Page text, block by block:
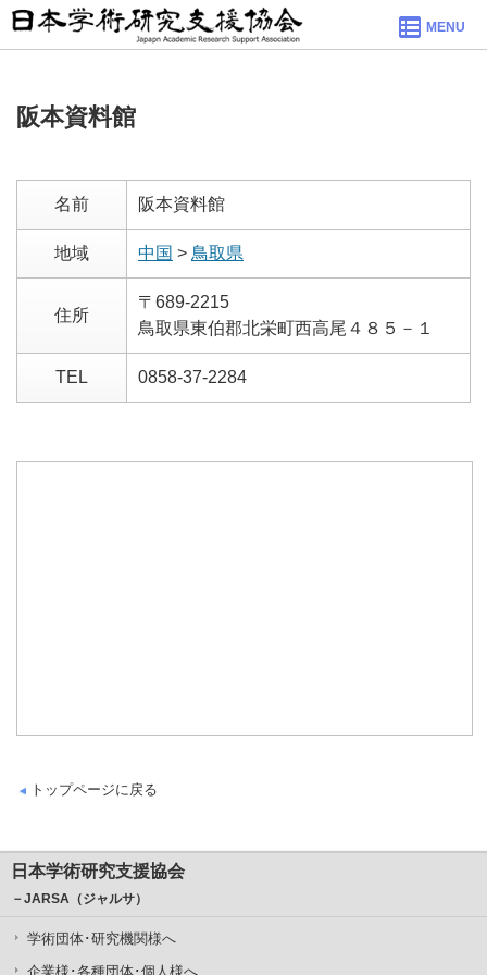
MENU
阪本資料館
名前 阪本資料館
地域 中国 > 鳥取県
住所
〒689-2215
鳥取県東伯郡北栄町西高尾４８５－１
TEL 0858-37-2284
トップページに戻る
日本学術研究支援協会
－JARSA（ジャルサ）
学術団体･研究機関様へ
企業様･各種団体･個人様へ